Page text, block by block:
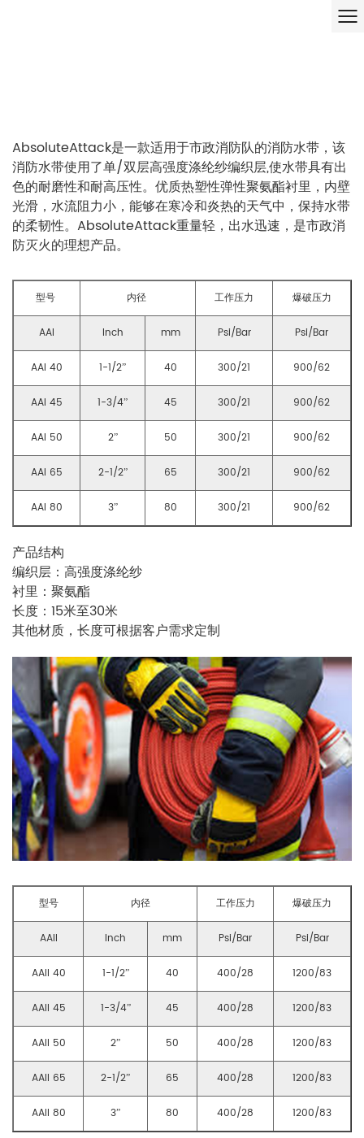
AbsoluteAttack是一款适用于市政消防队的消防水带，该
消防水带使用了单/双层高强度涤纶纱编织层,使水带具有出
色的耐磨性和耐高压性。优质热塑性弹性聚氨酯衬里，内壁
光滑，水流阻力小，能够在寒冷和炎热的天气中，保持水带
的柔韧性。AbsoluteAttack重量轻，出水迅速，是市政消
防灭火的理想产品。
型号 内径 工作压力 爆破压力
AAI Inch mm Psi/Bar Psi/Bar
AAI 40 1-1/2” 40 300/21 900/62
AAI 45 1-3/4” 45 300/21 900/62
AAI 50 2” 50 300/21 900/62
AAI 65 2-1/2” 65 300/21 900/62
AAI 80 3” 80 300/21 900/62
产品结构
编织层：高强度涤纶纱
衬里：聚氨酯
长度：15米至30米
其他材质，长度可根据客户需求定制
型号 内径 工作压力 爆破压力
AAII Inch mm Psi/Bar Psi/Bar
AAII 40 1-1/2” 40 400/28 1200/83
AAII 45 1-3/4” 45 400/28 1200/83
AAII 50 2” 50 400/28 1200/83
AAII 65 2-1/2” 65 400/28 1200/83
AAII 80 3” 80 400/28 1200/83